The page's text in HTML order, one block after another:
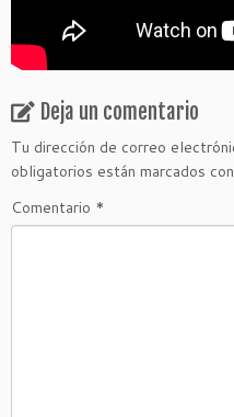
Deja un comentario
Tu dirección de correo
obligatorios están marcados con
Comentario *